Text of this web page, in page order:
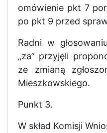
omówienie pkt 7
po pkt 9 przed
Radni w
„za” przyjęli
ze zmianą
Mieszkowskiego.
Punkt 3.
W skład Komisji